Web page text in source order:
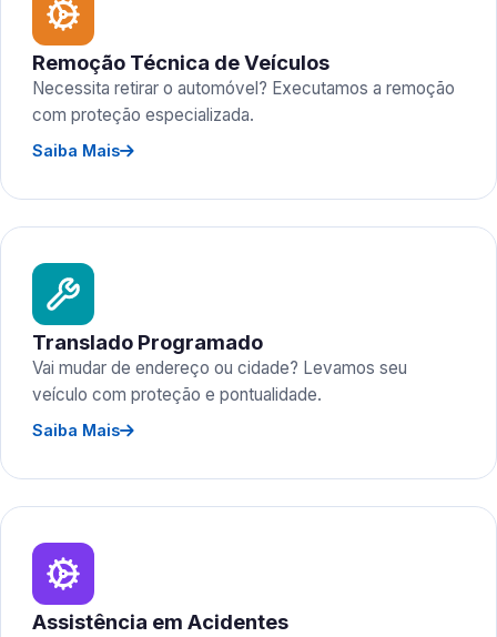
Remoção Técnica de Veículos
Necessita retirar o automóvel? Executamos a remoção
com proteção especializada.
Saiba Mais
Translado Programado
Vai mudar de endereço ou cidade? Levamos seu
veículo com proteção e pontualidade.
Saiba Mais
Assistência em Acidentes